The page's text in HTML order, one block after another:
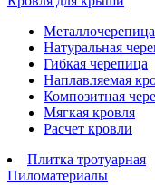
Натуральная
Гибкая черепица
Наплавляемая
Композитная
Мягкая кровля
Расчет кровли
Плитка тротуарная
Пиломатериалы